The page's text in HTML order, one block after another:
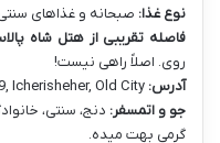
نوع غذا: صبحانه و غذاهای سنتی
فاصله تقریبی از هتل شاه
روی. اصلاً راهی نیست!
آدرس:
جو و اتمسفر: دنج، سنتی،
گرمی بهت میده.